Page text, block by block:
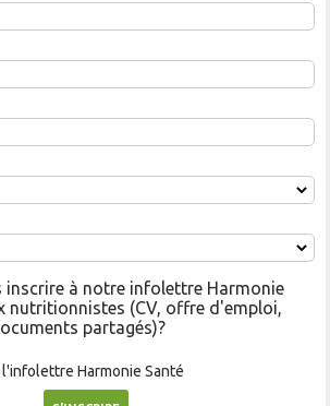
inscrire à notre infolettre Harmonie
nutritionnistes (CV, offre d'emploi,
partagés)?
Harmonie Santé